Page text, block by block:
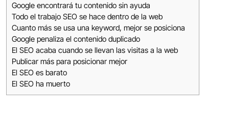
Google encontrará tu contenido sin ayuda
Todo el trabajo SEO se hace dentro de la web
Cuanto más se usa una keyword, mejor se posiciona
Google penaliza el contenido duplicado
El SEO acaba cuando se llevan las visitas a la web
Publicar más para posicionar mejor
El SEO es barato
El SEO ha muerto